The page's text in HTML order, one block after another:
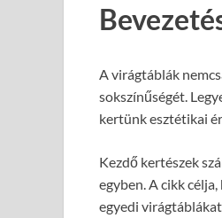
A virágtáblák
sokszínűségét.
kertünk esztétikai
Kezdő kertészek
egyben. A cikk
egyedi